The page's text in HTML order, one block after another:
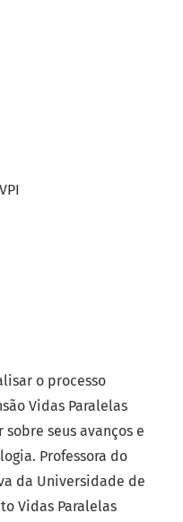
o processo
Vidas Paralelas
seus avanços e
Professora do
da Universidade de
Vidas Paralelas